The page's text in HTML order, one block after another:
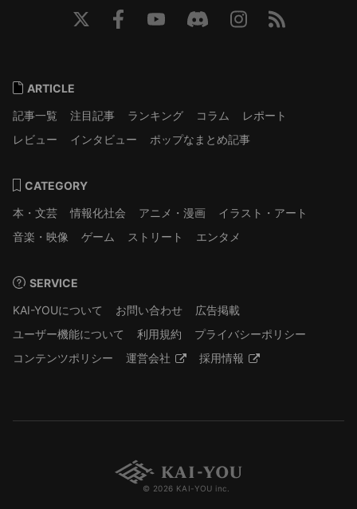
ARTICLE
記事一覧
注目記事 ランキング コラム
レポート
レビュー
インタビュー ポップなまとめ記事
CATEGORY
本・文芸
情報化社会 アニメ・漫画
イラスト・アート
音楽・映像
ゲーム ストリート エンタメ
SERVICE
KAI-YOUについて
お問い合わせ
広告掲載
ユーザー機能について
利用規約
プライバシーポリシー
コンテンツポリシー
運営会社 採用情報
© 2026 KAI-YOU inc.